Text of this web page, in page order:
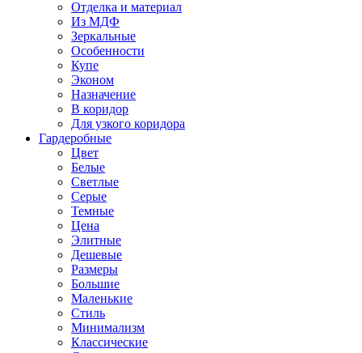
Отделка и материал
Из МДФ
Зеркальные
Особенности
Купе
Эконом
Назначение
В коридор
Для узкого коридора
Гардеробные
Цвет
Белые
Светлые
Серые
Темные
Цена
Элитные
Дешевые
Размеры
Большие
Маленькие
Стиль
Минимализм
Классические